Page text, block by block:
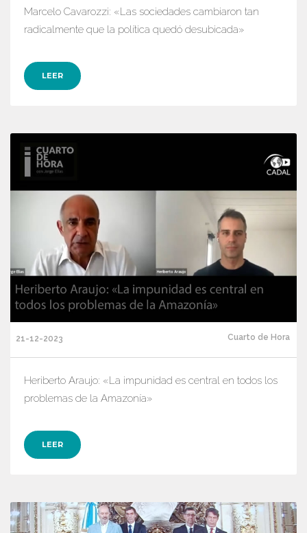
Marcelo Cavarozzi: «Las sociedades cambiaron tan
radicalmente que la política quedó desubicada»
LEER
21-12-2023 Cuarto de Hora
Heriberto Araujo: «La impunidad es central en todos los
problemas de la Amazonía»
LEER